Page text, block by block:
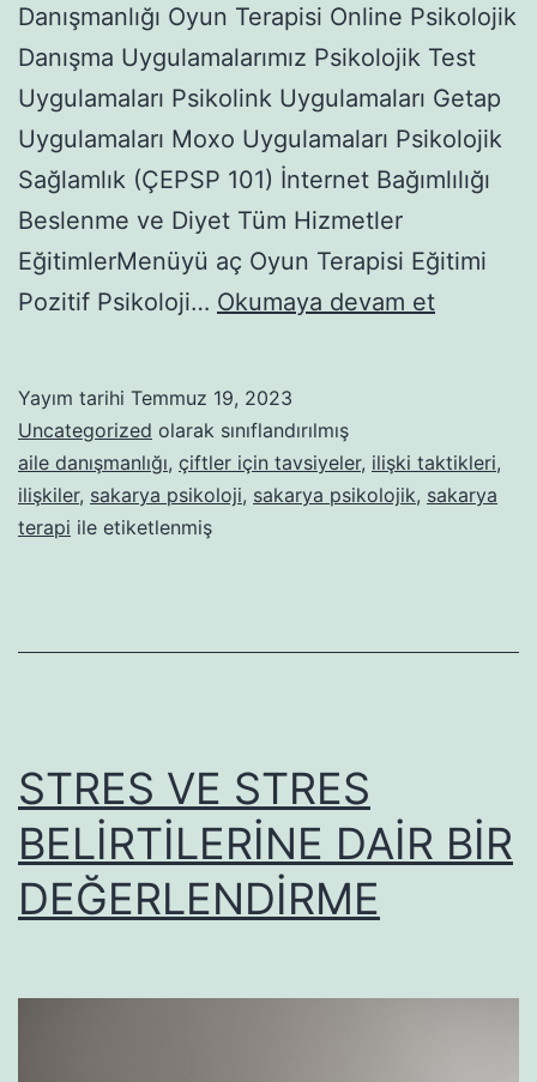
Danışmanlığı Oyun Terapisi Online Psikolojik
Danışma Uygulamalarımız Psikolojik Test
Uygulamaları Psikolink Uygulamaları Getap
Uygulamaları Moxo Uygulamaları Psikolojik
Sağlamlık (ÇEPSP 101) İnternet Bağımlılığı
Beslenme ve Diyet Tüm Hizmetler
EğitimlerMenüyü aç Oyun Terapisi Eğitimi
Pozitif Psikoloji… Okumaya devam etBİPOLAR
Yayım tarihi Temmuz 19, 2023
Uncategorized olarak sınıflandırılmış
aile danışmanlığı, çiftler için tavsiyeler, ilişki taktikleri,
ilişkiler, sakarya psikoloji, sakarya psikolojik, sakarya
terapi ile etiketlenmiş
STRES VE STRES
BELİRTİLERİNE DAİR BİR
DEĞERLENDİRME